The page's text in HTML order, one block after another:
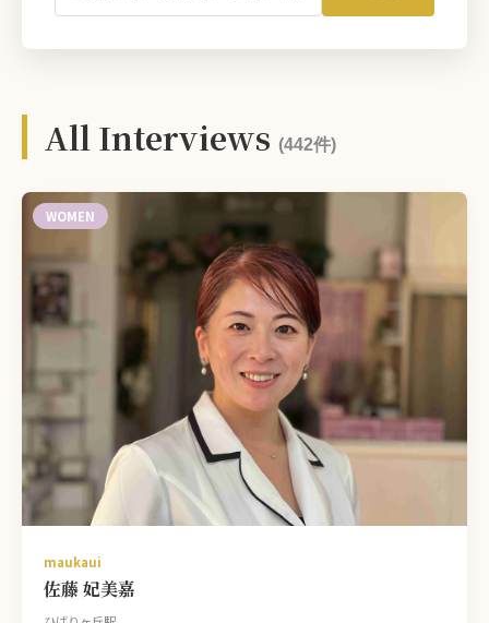
All Interviews (442件)
WOMEN
maukaui
佐藤 妃美嘉